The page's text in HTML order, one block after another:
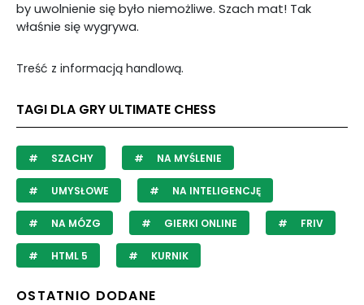
by uwolnienie się było niemożliwe. Szach mat! Tak
właśnie się wygrywa.
Treść z informacją handlową.
TAGI DLA GRY ULTIMATE CHESS
SZACHY NA MYŚLENIE
UMYSŁOWE NA INTELIGENCJĘ
NA MÓZG GIERKI ONLINE FRIV
HTML 5 KURNIK
OSTATNIO DODANE